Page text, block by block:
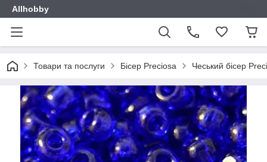
Allhobby
Товари та послуги Бісер Preciosa Чеський бісер